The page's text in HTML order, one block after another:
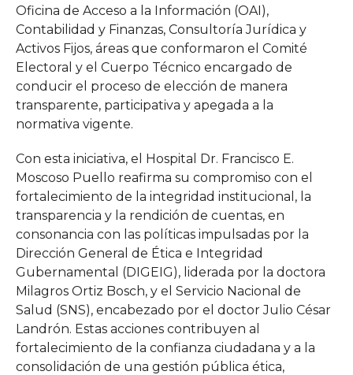
Oficina de Acceso a la Información (OAI),
Contabilidad y Finanzas, Consultoría Jurídica y
Activos Fijos, áreas que conformaron el Comité
Electoral y el Cuerpo Técnico encargado de
conducir el proceso de elección de manera
transparente, participativa y apegada a la
normativa vigente.
Con esta iniciativa, el Hospital Dr. Francisco E.
Moscoso Puello reafirma su compromiso con el
fortalecimiento de la integridad institucional, la
transparencia y la rendición de cuentas, en
consonancia con las políticas impulsadas por la
Dirección General de Ética e Integridad
Gubernamental (DIGEIG), liderada por la doctora
Milagros Ortiz Bosch, y el Servicio Nacional de
Salud (SNS), encabezado por el doctor Julio César
Landrón. Estas acciones contribuyen al
fortalecimiento de la confianza ciudadana y a la
consolidación de una gestión pública ética,